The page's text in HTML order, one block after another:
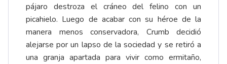
pájaro destroza el cráneo del felino con un
picahielo. Luego de acabar con su héroe de la
manera menos conservadora, Crumb decidió
alejarse por un lapso de la sociedad y se retiró a
una granja apartada para vivir como ermitaño,